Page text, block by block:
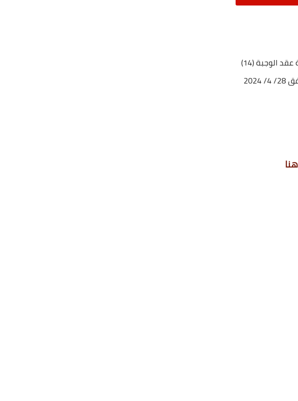
م/ مراجعة تدعو المديرية العامة لتربية الرصافة الثانية الأسماء المدرجة في ادناه من الفائزين بدرجة عقد الوجبة (14)
في قاطع المركز (ناحية الرصافة ) مراجعة وحدة الخدمة الفرعية في ديوان المديرية يوم الأحد الموافق 28/ 4/ 2024